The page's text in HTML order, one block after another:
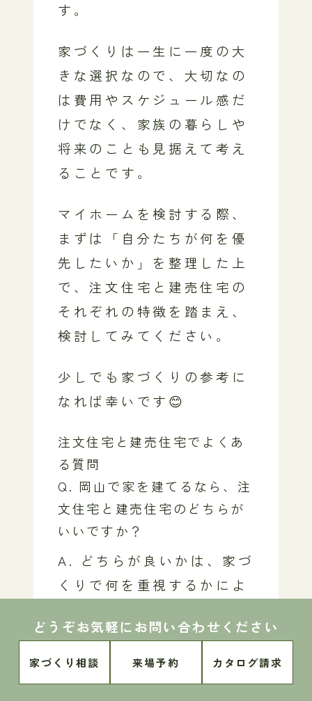
どうぞお気軽にお問い合わせください
家づくり相談 来場予約 カタログ請求
す。
家づくりは一生に一度の大
きな選択なので、大切なの
は費用やスケジュール感だ
けでなく、家族の暮らしや
将来のことも見据えて考え
ることです。
マイホームを検討する際、
まずは「自分たちが何を優
先したいか」を整理した上
で、注文住宅と建売住宅の
それぞれの特徴を踏まえ、
検討してみてください。
少しでも家づくりの参考に
なれば幸いです😊
注文住宅と建売住宅でよくあ
る質問
Q. 岡山で家を建てるなら、注
文住宅と建売住宅のどちらが
いいですか？
A. どちらが良いかは、家づ
くりで何を重視するかによ
デザイン、素材、動線まで
自分たちに合わせたい方は
注文住宅が向いています。